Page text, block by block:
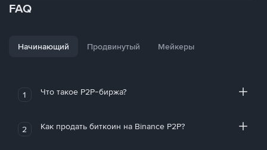
FAQ
Начинающий Продвинутый Мейкеры
1 Что такое P2P-биржа?
2 Как продать биткоин на Binance P2P?